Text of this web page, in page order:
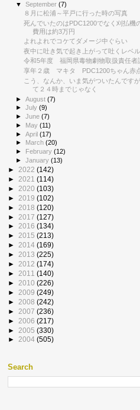
▼September(7)
８月に松浦～平戸に行った時の写真
死んでいたのはPDC1200でなく刈払
費用は約3万円
よれよれでコケてダメージ中ぐらい
夜中に吐き気で起き上がって吐くレベ
令和5年度 福岡県毒物劇物取扱責任
享年２歳 マキタ PDC1200ちゃん赤
こう、なんか、いま気がついたんで
て２４時までじゃなく
►August(7)
►July(9)
►June(7)
► May(11)
►April(17)
►
March(20)
► February(12)
►January(13)
► 2022 (142)
► 2021 (114)
► 2020 (103)
► 2019 (102)
► 2018 (120)
► 2017 (127)
► 2016 (134)
► 2015 (213)
► 2014 (169)
► 2013 (225)
► 2012 (174)
► 2011 (140)
► 2010 (226)
► 2009 (249)
► 2008 (242)
► 2007 (236)
► 2006 (217)
► 2005 (330)
► 2004 (505)
Search